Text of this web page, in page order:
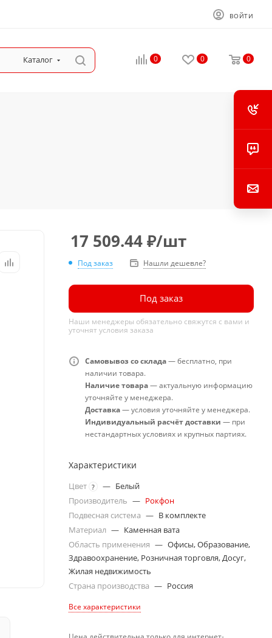
ВОЙТИ
Каталог 0 0 0
17 509.44₽/шт
Под заказ Нашли дешевле?
Под заказ
Наши менеджеры обязательно свяжутся с вами и
уточнят условия заказа
Самовывоз со склада— бесплатно, при
наличии товара.
Наличие товара— актуальную информацию
уточняйте у менеджера.
Доставка— условия уточняйте у менеджера.
Индивидуальный расчёт доставки — при
нестандартных условиях и крупных партиях.
Характеристики
Цвет ? — Белый
Производитель — Рокфон
Подвесная система — В комплекте
Материал — Каменная вата
Область применения — Офисы, Образование,
Здравоохранение, Розничная торговля, Досуг,
Жилая недвижимость
Страна производства — Россия
Все характеристики